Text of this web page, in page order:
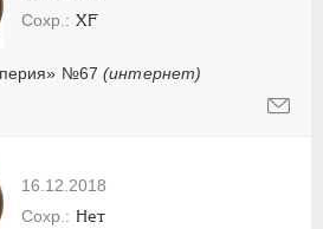
№67(интернет)
XF
16.12.2018
Нет